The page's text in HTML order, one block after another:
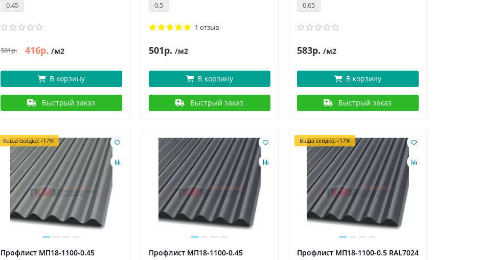
0.45
501р. 416р. /м2
В корзину
Быстрый заказ
0.5
1 отзыв
501р. /м2
В корзину
Быстрый заказ
0.65
583р. /м2
В корзину
Быстрый заказ
Ваша скидка: -17%
Профлист МП18-1100-0.45
Профлист МП18-1100-0.45
Ваша скидка: -17%
Профлист МП18-1100-0.5 RAL7024